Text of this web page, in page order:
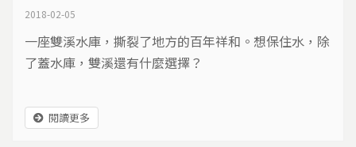
2018-02-05
一座雙溪水庫，撕裂了地方的百年祥和。想保住水，除
了蓋水庫，雙溪還有什麼選擇？
閱讀更多